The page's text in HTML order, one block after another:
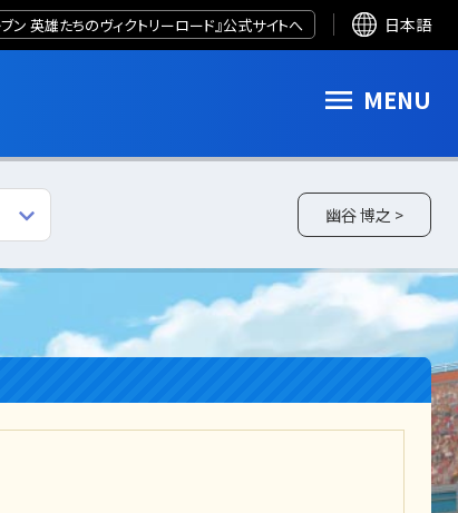
ブン 英雄たちのヴィクトリーロード』公式サイトへ 日本語
MENU
幽谷 博之 >